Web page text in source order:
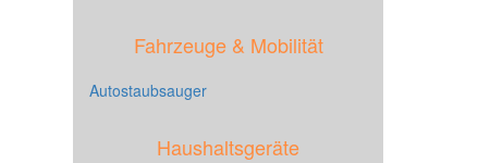
Fahrzeuge & Mobilität
Autostaubsauger
Haushaltsgeräte